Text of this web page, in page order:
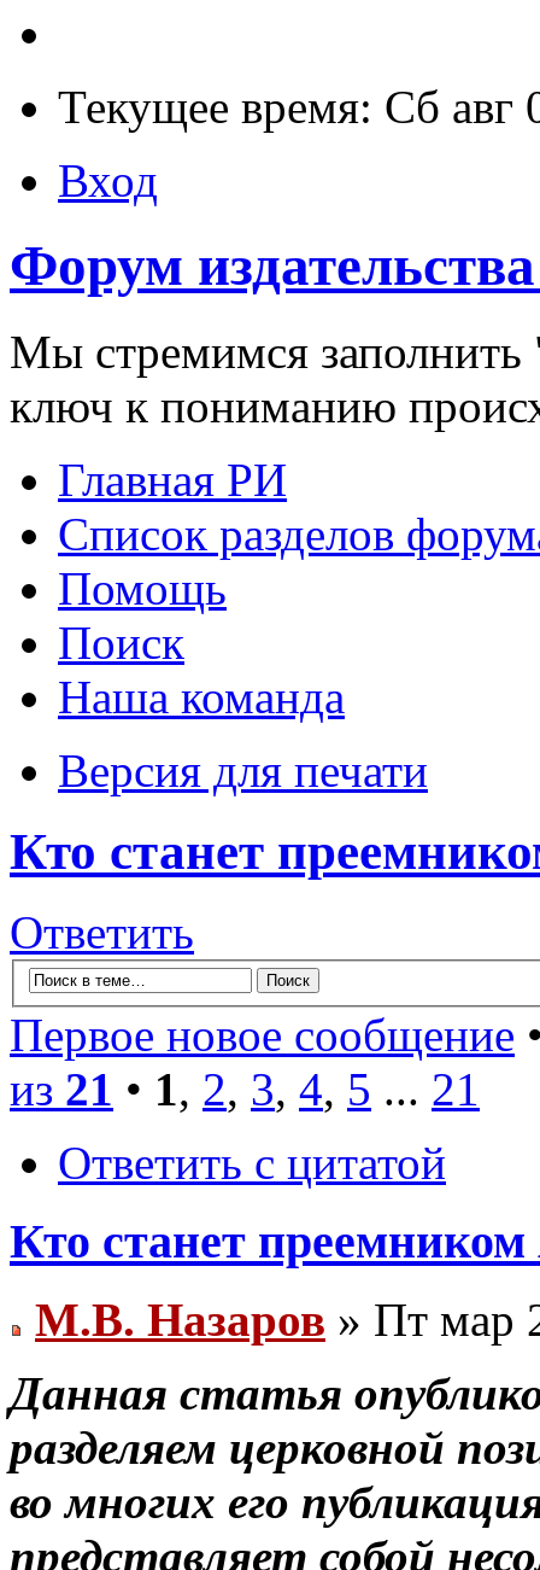
Текущее время: Сб авг
Вход
Форум
Мы стремимся заполнить
ключ к пониманию
Главная РИ
Список разделов
Помощь
Поиск
Наша команда
Версия для печати
Кто станет
Ответить
Первое новое сообщение
из 21 • 1, 2, 3, 4, 5 ... 21
Ответить с цитатой
Кто станет
М.В. Назаров » Пт мар
Данная статья
разделяем церковной
во многих его
представляет собой